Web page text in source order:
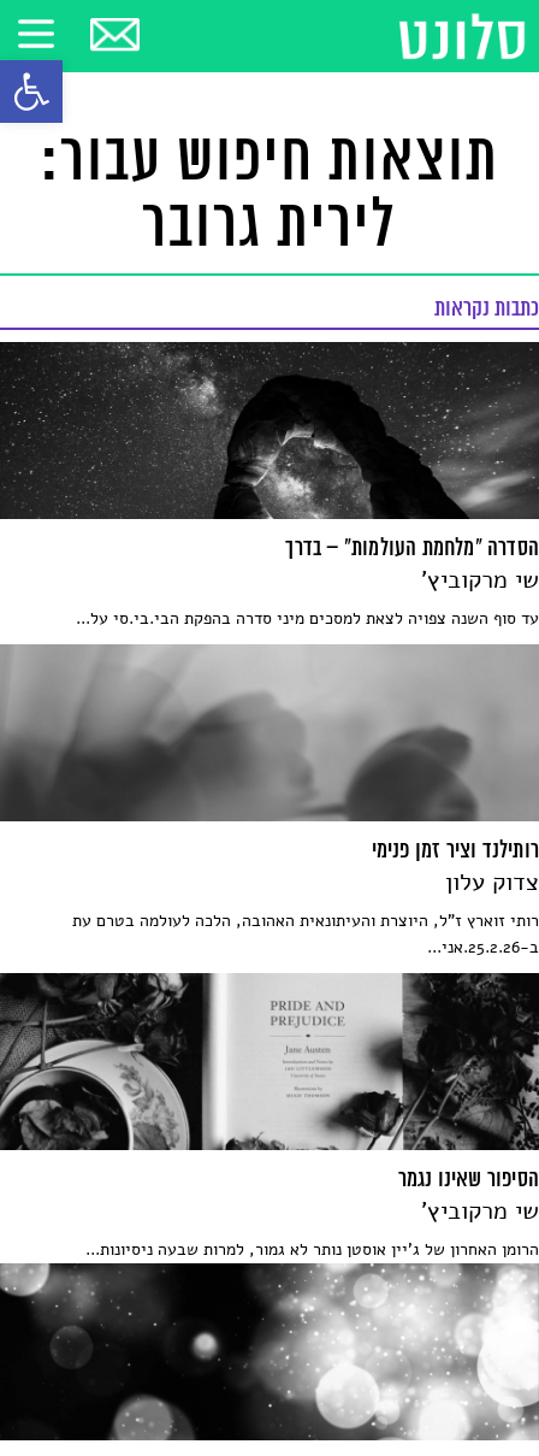
פתח
תוצאות חיפוש עבור:
לירית גרובר
כתבות נקראות
הסדרה "מלחמת העולמות" – בדרך
שי מרקוביץ'
עד סוף השנה צפויה לצאת למסכים מיני סדרה בהפקת הבי.בי.סי על...
רותילנד וציר זמן פנימי
צדוק עלון
רותי זוארץ ז"ל, היוצרת והעיתונאית האהובה, הלכה לעולמה בטרם עת
ב-25.2.26.אני...
הסיפור שאינו נגמר
שי מרקוביץ'
הרומן האחרון של ג'יין אוסטן נותר לא גמור, למרות שבעה ניסיונות...